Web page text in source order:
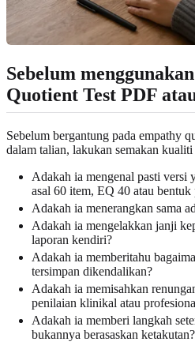
Sebelum
Quotient Test PDF
Sebelum bergantung pada empathy
dalam talian, lakukan semakan
Adakah ia mengenal pasti versi
asal 60 item, EQ 40 atau bentuk
Adakah ia menerangkan sama
Adakah ia mengelakkan janji
laporan kendiri?
Adakah ia memberitahu
tersimpan dikendalikan?
Adakah ia memisahkan
penilaian klinikal atau
Adakah ia memberi langkah
bukannya berasaskan ketakutan?